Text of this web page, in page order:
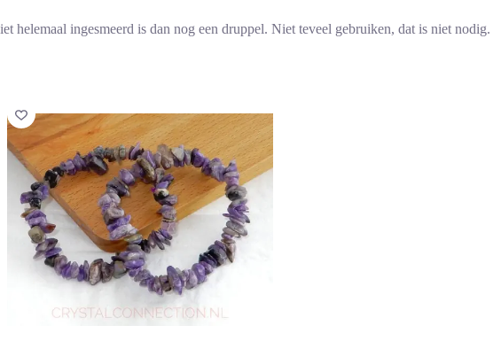
helemaal ingesmeerd is dan nog een druppel. Niet teveel gebruiken, dat is niet nodig.